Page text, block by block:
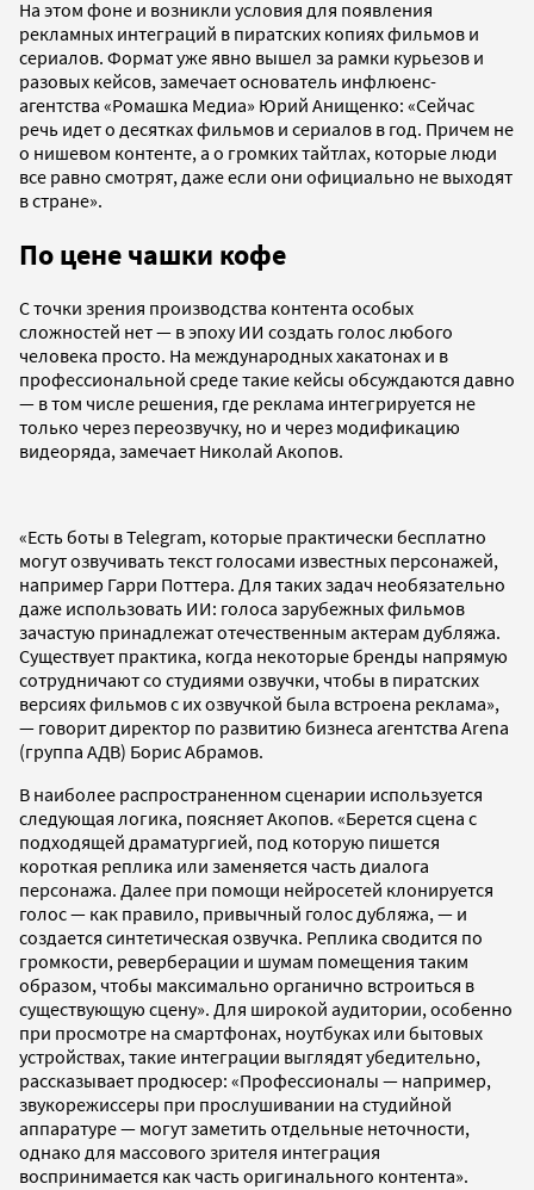
На этом фоне и возникли условия для появления
рекламных интеграций в пиратских копиях фильмов и
сериалов. Формат уже явно вышел за рамки курьезов и
разовых кейсов, замечает основатель инфлюенс-
агентства «Ромашка Медиа» Юрий Анищенко: «Сейчас
речь идет о десятках фильмов и сериалов в год. Причем не
о нишевом контенте, а о громких тайтлах, которые люди
все равно смотрят, даже если они официально не выходят
в стране».
По цене чашки кофе
С точки зрения производства контента особых
сложностей нет — в эпоху ИИ создать голос любого
человека просто. На международных хакатонах и в
профессиональной среде такие кейсы обсуждаются давно
— в том числе решения, где реклама интегрируется не
только через переозвучку, но и через модификацию
видеоряда, замечает Николай Акопов.
«Есть боты в Telegram, которые практически бесплатно
могут озвучивать текст голосами известных персонажей,
например Гарри Поттера. Для таких задач необязательно
даже использовать ИИ: голоса зарубежных фильмов
зачастую принадлежат отечественным актерам дубляжа.
Существует практика, когда некоторые бренды напрямую
сотрудничают со студиями озвучки, чтобы в пиратских
версиях фильмов с их озвучкой была встроена реклама»,
— говорит директор по развитию бизнеса агентства Arena
(группа АДВ) Борис Абрамов.
В наиболее распространенном сценарии используется
следующая логика, поясняет Акопов. «Берется сцена с
подходящей драматургией, под которую пишется
короткая реплика или заменяется часть диалога
персонажа. Далее при помощи нейросетей клонируется
голос — как правило, привычный голос дубляжа, — и
создается синтетическая озвучка. Реплика сводится по
громкости, реверберации и шумам помещения таким
образом, чтобы максимально органично встроиться в
существующую сцену». Для широкой аудитории, особенно
при просмотре на смартфонах, ноутбуках или бытовых
устройствах, такие интеграции выглядят убедительно,
рассказывает продюсер: «Профессионалы — например,
звукорежиссеры при прослушивании на студийной
аппаратуре — могут заметить отдельные неточности,
однако для массового зрителя интеграция
воспринимается как часть оригинального контента».